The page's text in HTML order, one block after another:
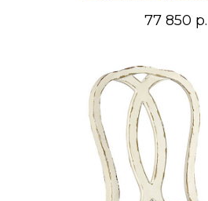
77 850 р.